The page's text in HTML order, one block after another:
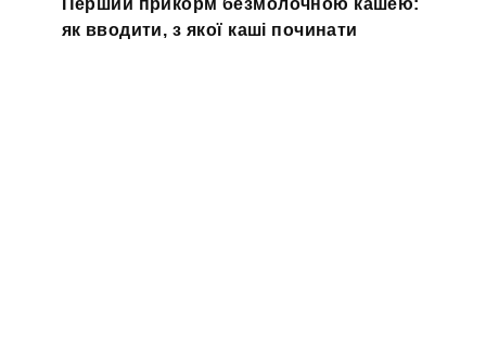
як вводити, з якої каші починати